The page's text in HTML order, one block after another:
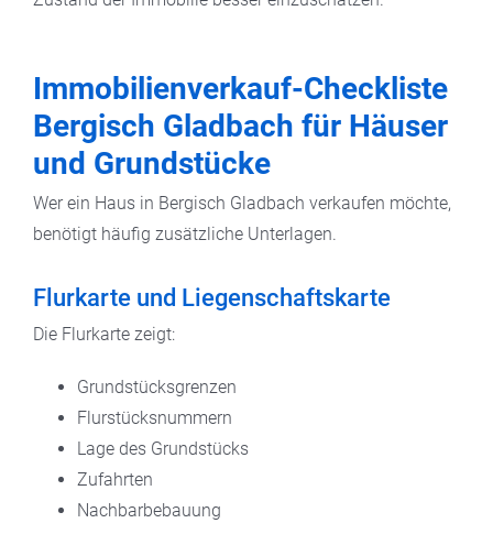
Immobilienverkauf-Checkliste
Bergisch Gladbach für Häuser
und Grundstücke
Wer ein Haus in Bergisch Gladbach verkaufen möchte,
benötigt häufig zusätzliche Unterlagen.
Flurkarte und Liegenschaftskarte
Die Flurkarte zeigt:
Grundstücksgrenzen
Flurstücksnummern
Lage des Grundstücks
Zufahrten
Nachbarbebauung